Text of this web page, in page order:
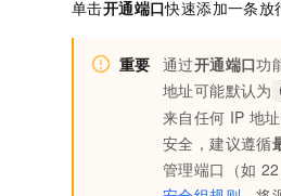
单击开通端口快速添加一条放
重要 通过开通端口功
地址可能默认为
来自任何 IP 地
安全，建议遵循
管理端口（如